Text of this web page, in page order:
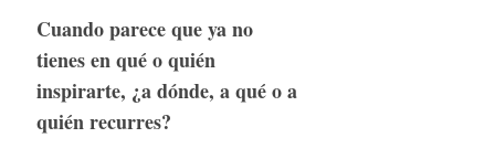
Cuando parece que ya no
tienes en qué o quién
inspirarte, ¿a dónde, a qué o a
quién recurres?